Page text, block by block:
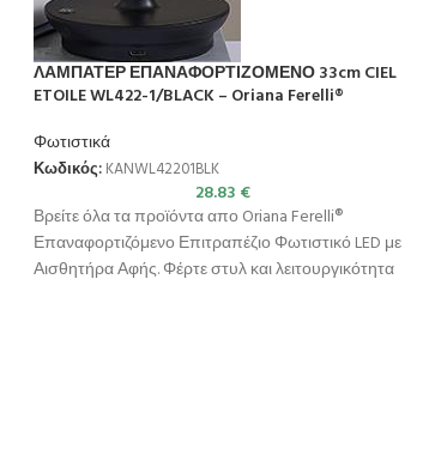
ΛΑΜΠΑΤΕΡ ΕΠΑΝΑΦΟΡΤΙΖΟΜΕΝΟ 33cm CIEL
ETOILE WL422-1/BLACK – Oriana Ferelli®
Φωτιστικά
Κωδικός: KANWL42201BLK
28.83 €
Βρείτε όλα τα προϊόντα απο Oriana Ferelli®
Επαναφορτιζόμενο Επιτραπέζιο Φωτιστικό LED με
Αισθητήρα Αφής. Φέρτε στυλ και λειτουργικότητα